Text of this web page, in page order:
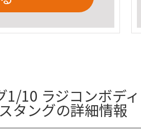
10 ラジコンボデ
タングの詳細情報